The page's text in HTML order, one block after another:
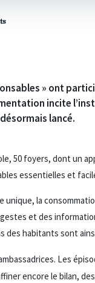
» ont
incite
lancé.
50 foyers, dont un
essentielles et
unique, la
et des
habitants sont
Les
encore le bilan,